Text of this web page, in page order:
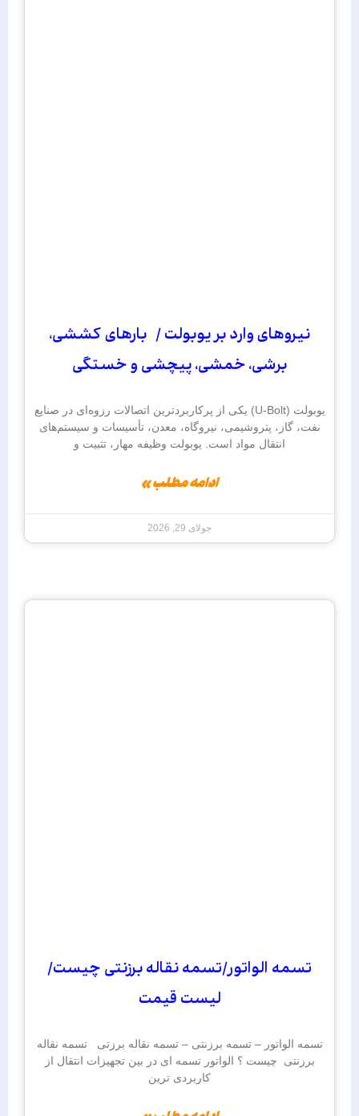
نیروهای وارد بر یوبولت / بارهای کششی،
برشی، خمشی، پیچشی و خستگی
یوبولت (U-Bolt) یکی از پرکاربردترین اتصالات رزوه‌ای در صنایع
نفت، گاز، پتروشیمی، نیروگاه، معدن، تأسیسات و سیستم‌های
انتقال مواد است. یوبولت وظیفه مهار، تثبیت و
ادامه مطلب »
جولای 29, 2026
تسمه الواتور/تسمه نقاله برزنتی چیست/
لیست قیمت
تسمه الواتور – تسمه برزنتی – تسمه نقاله برزتی تسمه نقاله
برزنتی چیست ؟ الواتور تسمه ای در بین تجهیزات انتقال از
کاربردی ترین